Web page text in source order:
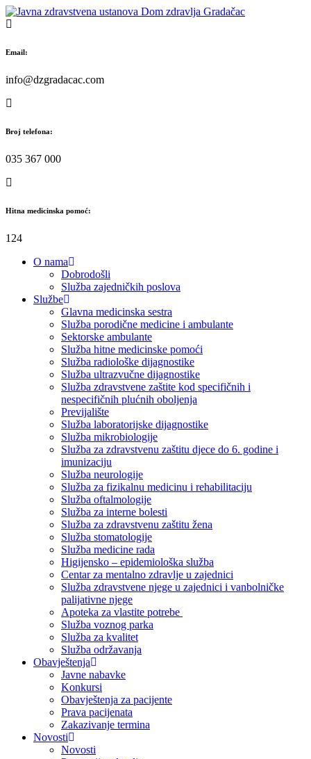
Skip
to
Email:
info@dzgradacac.com
Broj telefona:
035 367 000
Hitna medicinska pomoć:
124
O nama
Dobrodošli
Služba zajedničkih poslova
Službe
Glavna medicinska sestra
Služba porodične medicine i ambulante
Sektorske ambulante
Služba hitne medicinske pomoći
Služba radiološke dijagnostike
Služba ultrazvučne dijagnostike
Služba zdravstvene zaštite kod specifičnih i
nespecifičnih plućnih oboljenja
Previjalište
Služba laboratorijske dijagnostike
Služba mikrobiologije
Služba za zdravstvenu zaštitu djece do 6. godine i
imunizaciju
Služba neurologije
Služba za fizikalnu medicinu i rehabilitaciju
Služba oftalmologije
Služba za interne bolesti
Služba za zdravstvenu zaštitu žena
Služba stomatologije
Služba medicine rada
Higijensko – epidemiološka služba
Centar za mentalno zdravlje u zajednici
Služba zdravstvene njege u zajednici i vanbolničke
palijativne njege
Apoteka za vlastite potrebe
Služba voznog parka
Služba za kvalitet
Služba održavanja
Obavještenja
Javne nabavke
Konkursi
Obavještenja za pacijente
Prava pacijenata
Zakazivanje termina
Novosti
Novosti